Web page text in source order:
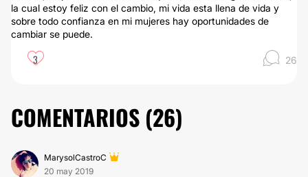
la cual estoy feliz con el cambio, mi vida esta llena de vida y
sobre todo confianza en mi mujeres hay oportunidades de
cambiar se puede.
3 26
COMENTARIOS (26)
MarysolCastroC
20 may 2019